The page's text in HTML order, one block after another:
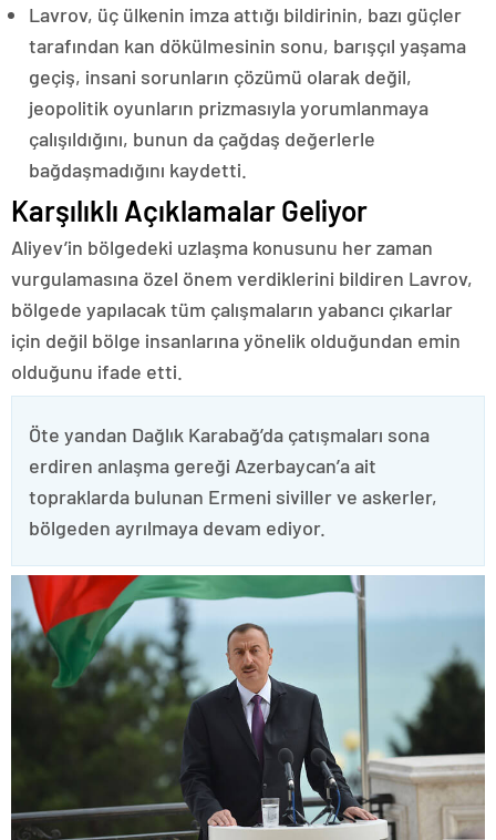
Lavrov, üç ülkenin imza attığı bildirinin, bazı güçler
tarafından kan dökülmesinin sonu, barışçıl yaşama
geçiş, insani sorunların çözümü olarak değil,
jeopolitik oyunların prizmasıyla yorumlanmaya
çalışıldığını, bunun da çağdaş değerlerle
bağdaşmadığını kaydetti.
Karşılıklı Açıklamalar Geliyor
Aliyev’in bölgedeki uzlaşma konusunu her zaman
vurgulamasına özel önem verdiklerini bildiren Lavrov,
bölgede yapılacak tüm çalışmaların yabancı çıkarlar
için değil bölge insanlarına yönelik olduğundan emin
olduğunu ifade etti.
Öte yandan Dağlık Karabağ’da çatışmaları sona
erdiren anlaşma gereği Azerbaycan’a ait
topraklarda bulunan Ermeni siviller ve askerler,
bölgeden ayrılmaya devam ediyor.